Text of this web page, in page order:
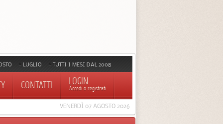
LUGLIO TUTTI I MESI DAL 2008
CONTATTI LOGIN
Accedi o registrati
VENERDÌ 07 AGOSTO 2026